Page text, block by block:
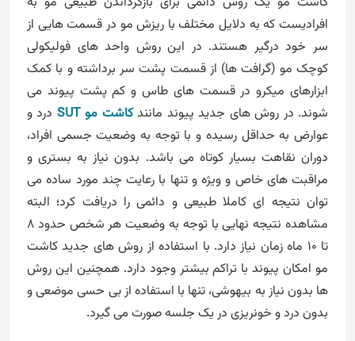
افرادیست که به دلایل مختلف با ریزش مو در قسمت هایی از
سر خود درگیر هستند. در این روش واحد های فولیکولی
کوچک مو (گرافت ها) از قسمت پشت سر برداشته و با کمک
ابزارهای میکرو در قسمت های طاس و کم پشت پیوند می
شوند. در روش های جدید پیوند مانندکاشت مو SUT
درد و
عوارض به حداقل رسیده و با توجه به وضعیت جسمی افراد،
دوران نقاهت بسیار کوتاه می باشد. بدون نیاز به بستری و
مراقبت های خاص و ویژه و تنها با رعایت چند مورد ساده می
توان نتیجه ای کاملا طبیعی و دائمی را دریافت کرد؛ البته
مشاهده نتیجه نهایی با توجه به وضعیت هر شخص حدود 8
تا 10 ماه زمان نیاز دارد. با استفاده از روش های جدید کاشت
مو امکان پیوند با تراکم بیشتر وجود دارد. همچنین این روش
ها بدون نیاز به بیهوشی، تنها با استفاده از بی حسی موضعی و
بدون درد و خونریزی در یک جلسه صورت می گیرد.